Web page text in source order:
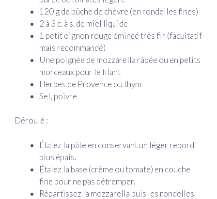
120 g de bûche de chèvre (en rondelles fines)
2 à 3 c. à s. de miel liquide
1 petit oignon rouge émincé très fin (facultatif
mais recommandé)
Une poignée de mozzarella râpée ou en petits
morceaux pour le filant
Herbes de Provence ou thym
Sel, poivre
Déroulé :
Étalez la pâte en conservant un léger rebord
plus épais.
Étalez la base (crème ou tomate) en couche
fine pour ne pas détremper.
Répartissez la mozzarella puis les rondelles